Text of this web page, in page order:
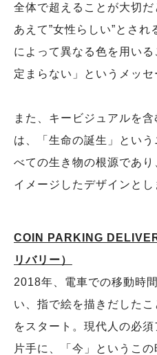
全体で超えることが大切だ
あえて”女性らしい”とさ
によって異なる色を用い
定まらない」というメッセ
また、キービジュアルを
は、「生命の誕生」とい
べての生き物の根源であ
イメージしたデザインとし
COIN PARKING
リバリー）
2018年、電車での移動時
い、指で絵を描きだした
をスタート。現代人の必
片手に、「今」というこ